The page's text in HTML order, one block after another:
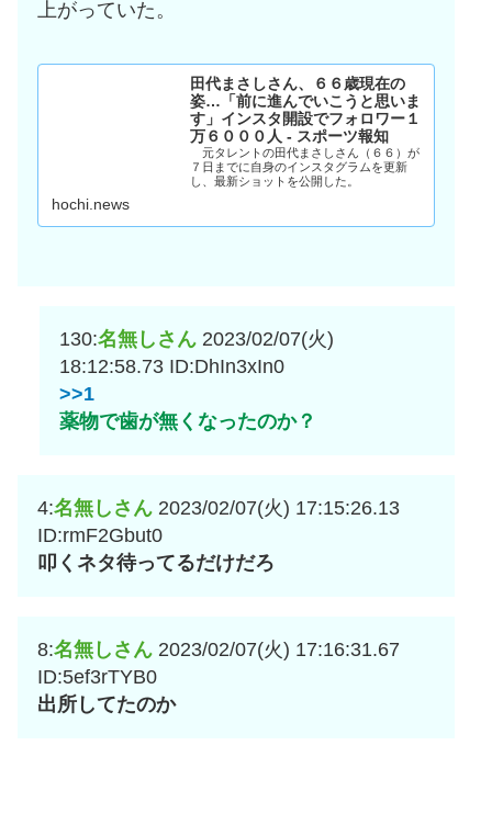
上がっていた。
田代まさしさん、６６歳現在の
姿…「前に進んでいこうと思いま
す」インスタ開設でフォロワー１
万６０００人 - スポーツ報知
元タレントの田代まさしさん（６６）が
７日までに自身のインスタグラムを更新
し、最新ショットを公開した。
hochi.news
130:名無しさん 2023/02/07(火)
18:12:58.73 ID:DhIn3xIn0
>>1
薬物で歯が無くなったのか？
4:名無しさん 2023/02/07(火) 17:15:26.13
ID:rmF2Gbut0
叩くネタ待ってるだけだろ
8:名無しさん 2023/02/07(火) 17:16:31.67
ID:5ef3rTYB0
出所してたのか